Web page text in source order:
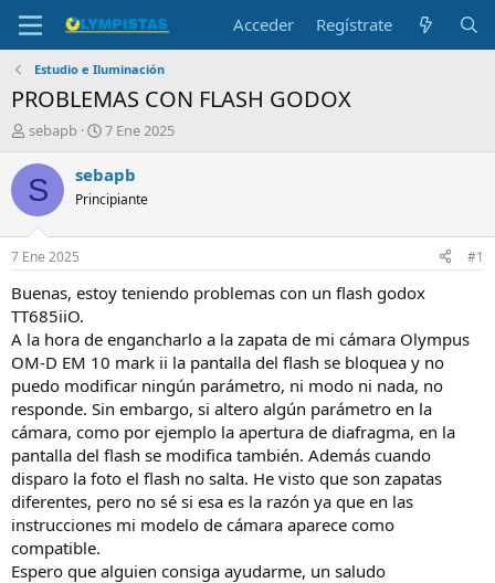
Acceder Regístrate
Estudio e Iluminación
PROBLEMAS CON FLASH GODOX
I
i
c
a
d
o
r
d
e
l
t
e
m
a
sebapb
F
c
h
a
i
n
o
7 Ene 2025
S sebapb
Principiante
7 Ene 2025 #1
Buenas, estoy teniendo problemas con un flash godox
TT685iiO.
A la hora de engancharlo a la zapata de mi cámara Olympus
OM-D EM 10 mark ii la pantalla del flash se bloquea y no
puedo modificar ningún parámetro, ni modo ni nada, no
responde. Sin embargo, si altero algún parámetro en la
cámara, como por ejemplo la apertura de diafragma, en la
pantalla del flash se modifica también. Además cuando
disparo la foto el flash no salta. He visto que son zapatas
diferentes, pero no sé si esa es la razón ya que en las
instrucciones mi modelo de cámara aparece como
compatible.
Espero que alguien consiga ayudarme, un saludo